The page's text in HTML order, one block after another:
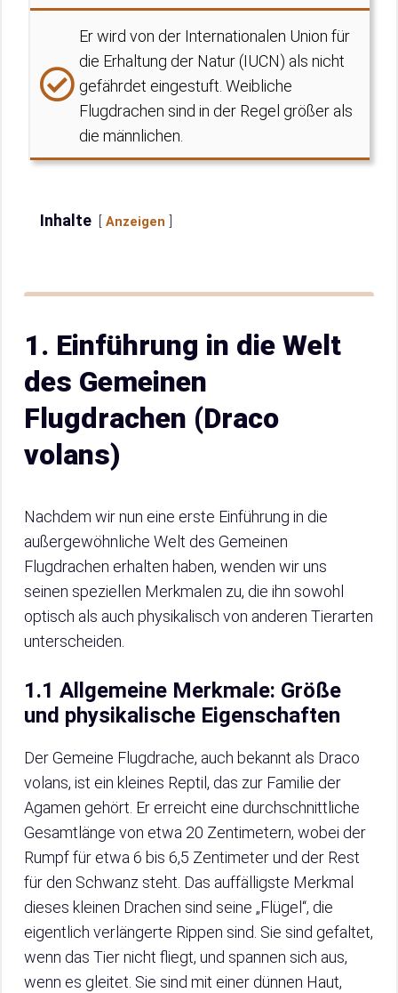
Er wird von der Internationalen Union für
die Erhaltung der Natur (IUCN) als nicht
gefährdet eingestuft. Weibliche
Flugdrachen sind in der Regel größer als
die männlichen.
Inhalte Anzeigen
1. Einführung in die Welt
des Gemeinen
Flugdrachen (Draco
volans)
Nachdem wir nun eine erste Einführung in die
außergewöhnliche Welt des Gemeinen
Flugdrachen erhalten haben, wenden wir uns
seinen speziellen Merkmalen zu, die ihn sowohl
optisch als auch physikalisch von anderen Tierarten
unterscheiden.
1.1 Allgemeine Merkmale: Größe
und physikalische Eigenschaften
Der Gemeine Flugdrache, auch bekannt als Draco
volans, ist ein kleines Reptil, das zur Familie der
Agamen gehört. Er erreicht eine durchschnittliche
Gesamtlänge von etwa 20 Zentimetern, wobei der
Rumpf für etwa 6 bis 6,5 Zentimeter und der Rest
für den Schwanz steht. Das auffälligste Merkmal
dieses kleinen Drachen sind seine „Flügel“, die
eigentlich verlängerte Rippen sind. Sie sind gefaltet,
wenn das Tier nicht fliegt, und spannen sich aus,
wenn es gleitet. Sie sind mit einer dünnen Haut,